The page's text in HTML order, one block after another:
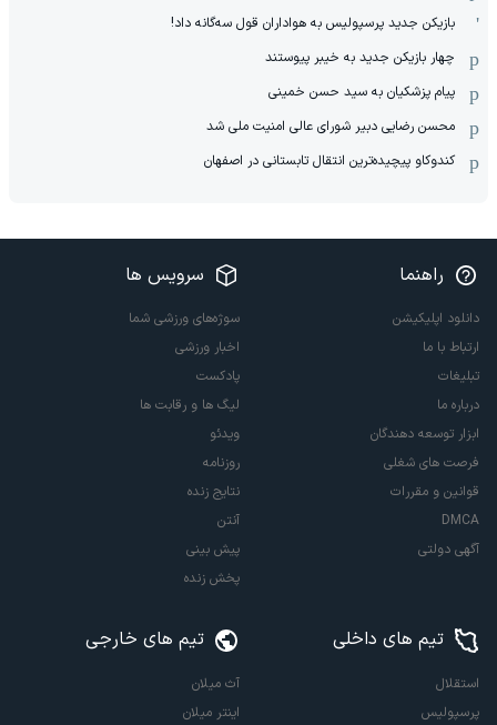
بازیکن جدید پرسپولیس به هواداران قول سه‌گانه داد!
چهار بازیکن جدید به خیبر پیوستند
پیام پزشکیان به سید حسن خمینی
محسن رضایی دبیر شورای عالی امنیت ملی شد
کندوکاو پیچیده‌ترین انتقال تابستانی در اصفهان
راهنما
دانلود اپلیکیشن
ارتباط با ما
تبلیغات
درباره ما
ابزار توسعه دهندگان
فرصت های شغلی
قوانین و مقررات
DMCA
آگهی دولتی
سرویس ها
سوژه‌های ورزشی شما
اخبار ورزشی
پادکست
لیگ ها و رقابت ها
ویدئو
روزنامه
نتایج زنده
آنتن
پیش بینی
پخش زنده
تیم های داخلی
استقلال
پرسپولیس
تیم های خارجی
آث میلان
اینتر میلان